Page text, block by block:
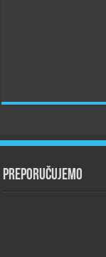
Preporučujemo